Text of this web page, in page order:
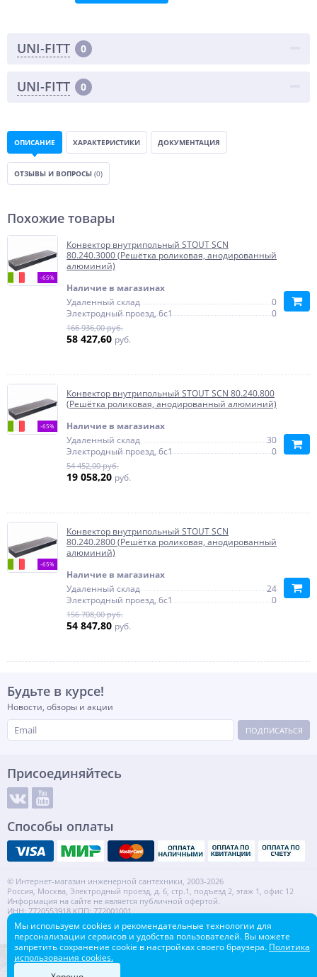
UNI-FITT 0
UNI-FITT 0
ОПИСАНИЕ ХАРАКТЕРИСТИКИ ДОКУМЕНТАЦИЯ
ОТЗЫВЫ И ВОПРОСЫ (0)
Похожие товары
-65%
Конвектор внутрипольный STOUT SCN
80.240.3000 (Решётка роликовая, анодированный
алюминий)
Наличие в магазинах
Удаленный склад
0
Электродный проезд, 6с1
0
166 936,00 руб.
58 427,60 руб.
-65%
Конвектор внутрипольный STOUT SCN 80.240.800
(Решётка роликовая, анодированный алюминий)
Наличие в магазинах
Удаленный склад
30
Электродный проезд, 6с1
0
54 452,00 руб.
19 058,20 руб.
-65%
Конвектор внутрипольный STOUT SCN
80.240.2800 (Решётка роликовая, анодированный
алюминий)
Наличие в магазинах
Удаленный склад
24
Электродный проезд, 6с1
0
156 708,00 руб.
54 847,80 руб.
Будьте в курсе!
Новости, обзоры и акции
ПОДПИСАТЬСЯ
Присоединяйтесь
Способы оплаты
© Интернет-магазин инженерной сантехники, 2003-2026
Россия, Москва, Электродный проезд, д. 6, стр.1, подъезд 2, этаж 1, офис 12
Информация на сайте не является публичной офертой.
ИНН: 7720553918 КПП: 772001001
Контакты Карта сайта
Мы используем cookies и рекомендательные технологии для
персонализации сервисов и удобства пользователей. Вы можете
запретить сохранение cookie в настройках своего браузера. Политика
использования cookies.